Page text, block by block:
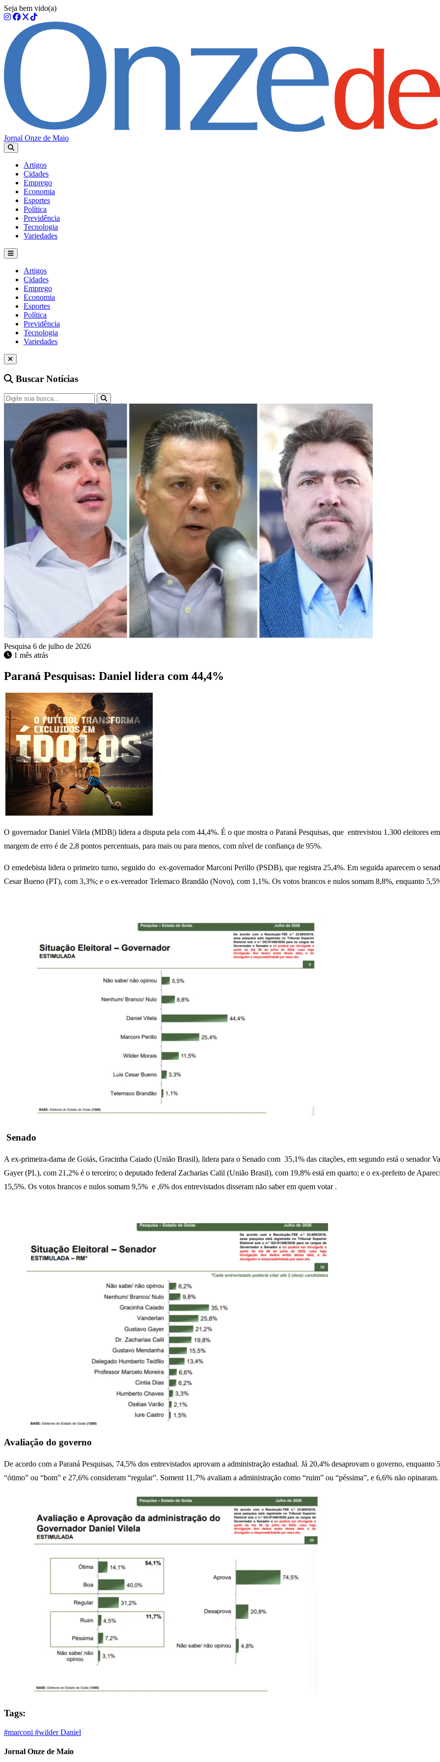
Seja bem vido(a)
Jornal Onze de Maio
Artigos
Cidades
Emprego
Economia
Esportes
Política
Previdência
Tecnologia
Variedades
Artigos
Cidades
Emprego
Economia
Esportes
Política
Previdência
Tecnologia
Variedades
Buscar Notícias
Pesquisa 6 de julho de 2026
1 mês atrás
Paraná Pesquisas: Daniel lidera com 44,4%
O governador Daniel Vilela (MDB|) lidera a disputa pela com 44,4%. É o que mostra o Paraná Pesquisas, que entrevistou 1.300 eleitores
margem de erro é de 2,8 pontos percentuais, para mais ou para menos, com nível de confiança de 95%.
O emedebista lidera o primeiro turno, seguido do ex-governador Marconi Perillo (PSDB), que registra 25,4%. Em seguida aparecem o
Cesar Bueno (PT), com 3,3%; e o ex-vereador Telemaco Brandão (Novo), com 1,1%. Os votos brancos e nulos somam 8,8%, enquanto
Senado
A ex-primeira-dama de Goiás, Gracinha Caiado (União Brasil), lidera para o Senado com 35,1% das citações, em segundo está o senador
Gayer (PL), com 21,2% é o terceiro; o deputado federal Zacharias Calil (União Brasil), com 19,8% está em quarto; e o ex-prefeito de
15,5%. Os votos brancos e nulos somam 9,5% e ,6% dos entrevistados disseram não saber em quem votar .
Avaliação do governo
De acordo com a Paraná Pesquisas, 74,5% dos entrevistados aprovam a administração estadual. Já 20,4% desaprovam o governo,
“ótimo” ou “bom” e 27,6% consideram “regular”. Soment 11,7% avaliam a administração como “ruim” ou “péssima”, e 6,6% não opinaram.
Tags:
#marconi #wilderDaniel
Jornal Onze de Maio